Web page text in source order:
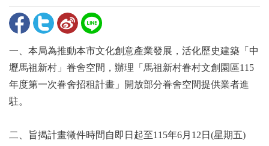
一、本局為推動本市文化創意產業發展，活化歷史建築「中
壢馬祖新村」眷舍空間，辦理「馬祖新村眷村文創園區115
年度第一次眷舍招租計畫」開放部分眷舍空間提供業者進
駐。
二、旨揭計畫徵件時間自即日起至115年6月12日(星期五)